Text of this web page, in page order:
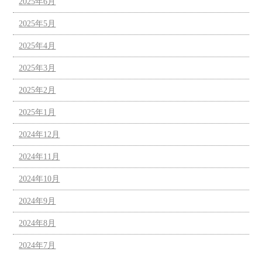
2025年5月
2025年4月
2025年3月
2025年2月
2025年1月
2024年12月
2024年11月
2024年10月
2024年9月
2024年8月
2024年7月